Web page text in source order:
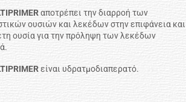
αποτρέπει την διαρροή των
ουσιών και λεκέδων στην επιφάνεια και
ουσία για την πρόληψη των λεκέδων
είναι υδρατμoδιαπερατό.